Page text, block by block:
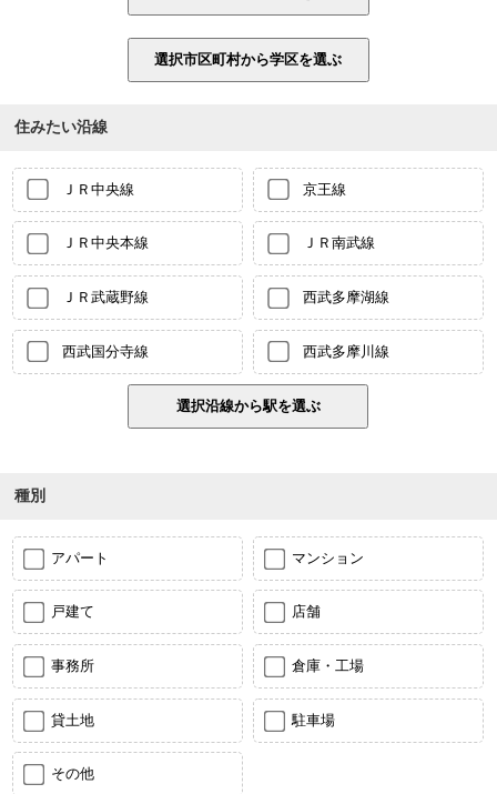
住みたい沿線
ＪＲ中央線 京王線
ＪＲ中央本線 ＪＲ南武線
ＪＲ武蔵野線 西武多摩湖線
西武国分寺線 西武多摩川線
種別
アパート マンション
戸建て 店舗
事務所 倉庫・工場
貸土地 駐車場
その他